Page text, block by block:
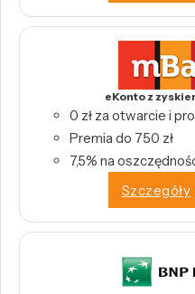
eKonto z
0 zł za otwarcie i
Premia do 750 zł
7,5% na
Szczegóły